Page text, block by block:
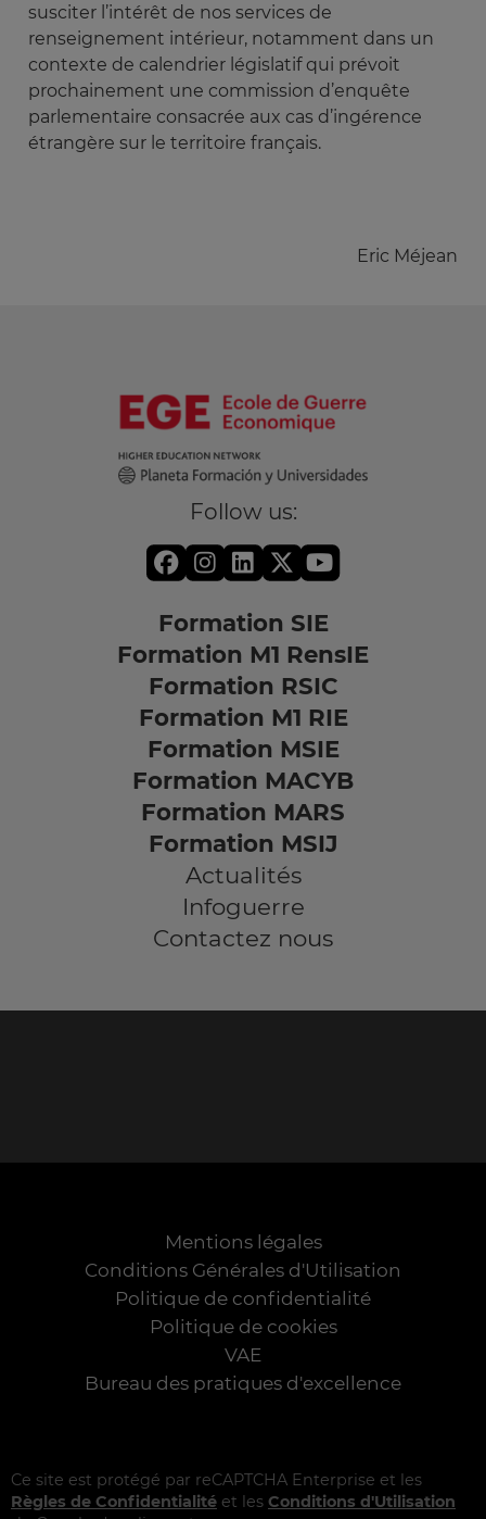
susciter l’intérêt de nos services de
renseignement intérieur, notamment dans un
contexte de calendrier législatif qui prévoit
prochainement une commission d’enquête
parlementaire consacrée aux cas d’ingérence
étrangère sur le territoire français.
Eric Méjean
Follow us:
Formation SIE
Formation M1 RensIE
Formation RSIC
Formation M1 RIE
Formation MSIE
Formation MACYB
Formation MARS
Formation MSIJ
Actualités
Infoguerre
Contactez nous
Mentions légales
Conditions Générales d'Utilisation
Politique de confidentialité
Politique de cookies
VAE
Bureau des pratiques d'excellence
Ce site est protégé par reCAPTCHA Enterprise et les
Règles de Confidentialité et les Conditions d'Utilisation